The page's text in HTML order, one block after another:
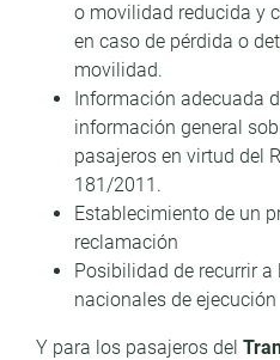
o movilidad reducida y
en caso de pérdida o
movilidad.
Información adecuada
información general
pasajeros en virtud del
181/2011.
Establecimiento de un
reclamación
Posibilidad de recurrir
nacionales de ejecución
Y para los pasajeros del